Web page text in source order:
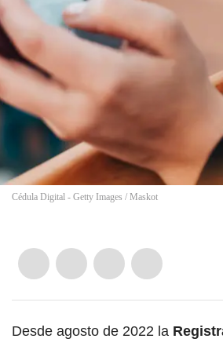
Cédula Digital - Getty Images / Maskot
Desde agosto de 2022 la